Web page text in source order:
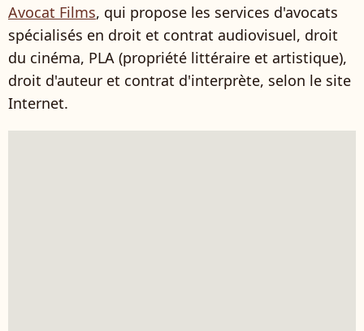
Avocat Films, qui propose les services d'avocats
spécialisés en droit et contrat audiovisuel, droit
du cinéma, PLA (propriété littéraire et artistique),
droit d'auteur et contrat d'interprète, selon le site
Internet.